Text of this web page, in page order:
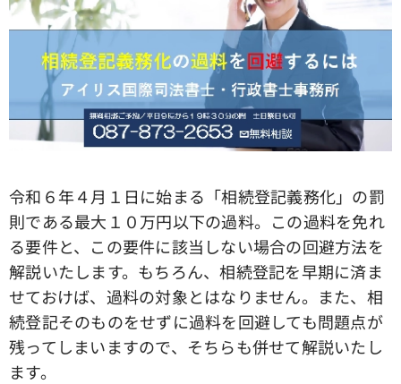
令和６年４月１日に始まる「相続登記義務化」の罰
則である最大１０万円以下の過料。この過料を免れ
る要件と、この要件に該当しない場合の回避方法を
解説いたします。もちろん、相続登記を早期に済ま
せておけば、過料の対象とはなりません。また、相
続登記そのものをせずに過料を回避しても問題点が
残ってしまいますので、そちらも併せて解説いたし
ます。